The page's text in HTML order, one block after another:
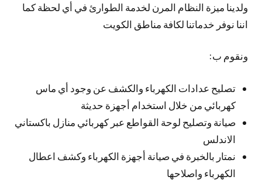
ولدينا ميزة النظام المرن لخدمة الطوارئ في أي لحظة كما
اننا نوفر خدماتنا لكافة مناطق الكويت
ونقوم ب:
تصليح عدادات الكهرباء والكشف عن وجود أي ماس
كهربائي من خلال استخدام أجهزة حديثة
صيانة وتصليح لوحة القواطع عبر كهربائي منازل باكستاني
الاندلس
نمتار بالخبرة في صيانة أجهزة الكهرباء وكشف اعطال
الكهرباء واصلاحها